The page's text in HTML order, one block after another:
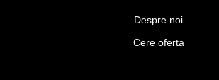
Despre noi
Cere oferta